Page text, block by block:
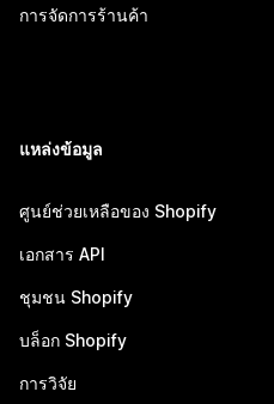
การจัดการร้านค้า
แหล่งข้อมูล
ศูนย์ช่วยเหลือของ Shopify
เอกสาร API
ชุมชน Shopify
บล็อก Shopify
การวิจัย